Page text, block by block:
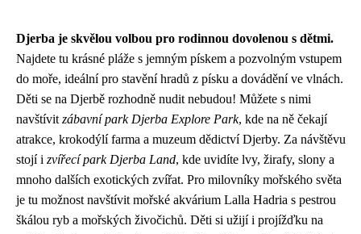
Djerba je skvělou volbou pro rodinnou dovolenou s dětmi.
Najdete tu krásné pláže s jemným pískem a pozvolným vstupem
do moře, ideální pro stavění hradů z písku a dovádění ve vlnách.
Děti se na Djerbě rozhodně nudit nebudou! Můžete s nimi
navštívit zábavní park Djerba Explore Park, kde na ně čekají
atrakce, krokodýlí farma a muzeum dědictví Djerby. Za návštěvu
stojí i zvířecí park Djerba Land, kde uvidíte lvy, žirafy, slony a
mnoho dalších exotických zvířat. Pro milovníky mořského světa
je tu možnost navštívit mořské akvárium Lalla Hadria s pestrou
škálou ryb a mořských živočichů. Děti si užijí i projížďku na